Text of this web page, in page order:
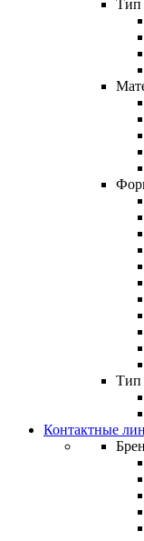
Тип
Тип
Контактные